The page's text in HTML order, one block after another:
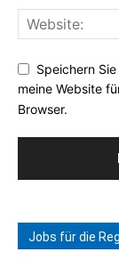
Speichern
meine Website
Browser.
Jobs für die